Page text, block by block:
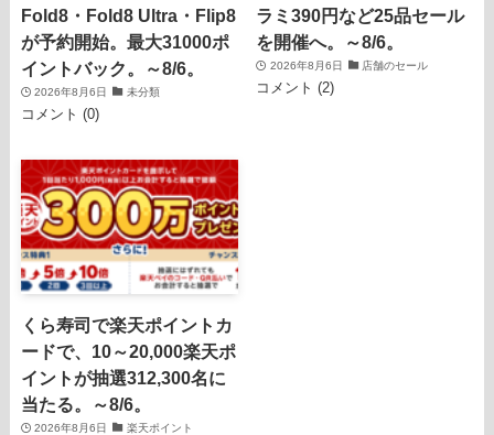
Fold8・Fold8 Ultra・Flip8
が予約開始。最大31000ポ
イントバック。～8/6。
2026年8月6日 未分類
コメント (0)
ラミ390円など25品セール
を開催へ。～8/6。
2026年8月6日 店舗のセール
コメント (2)
くら寿司で楽天ポイントカ
ードで、10～20,000楽天ポ
イントが抽選312,300名に
当たる。～8/6。
2026年8月6日 楽天ポイント